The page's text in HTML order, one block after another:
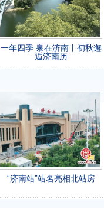
一年四季 泉在济南丨初秋邂
逅济南历
“济南站”站名亮相北站房